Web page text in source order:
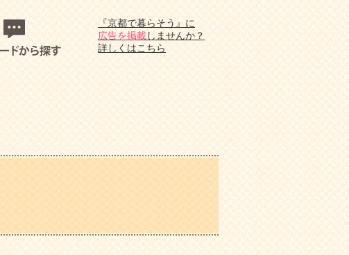
『京都で暮らそう』に
広告を掲載しませんか？
詳しくはこちら